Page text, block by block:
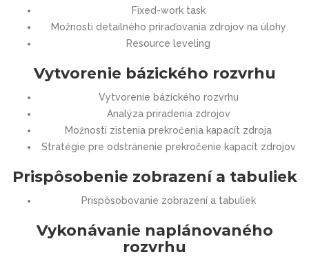
Fixed-work task
Možnosti detailného priraďovania zdrojov na úlohy
Resource leveling
Vytvorenie bázického rozvrhu
Vytvorenie bázického rozvrhu
Analýza priradenia zdrojov
Možnosti zistenia prekročenia kapacít zdroja
Stratégie pre odstránenie prekročenie kapacít zdrojov
Prispôsobenie zobrazení a tabuliek
Prispôsobovanie zobrazení a tabuliek
Vykonávanie naplánovaného
rozvrhu